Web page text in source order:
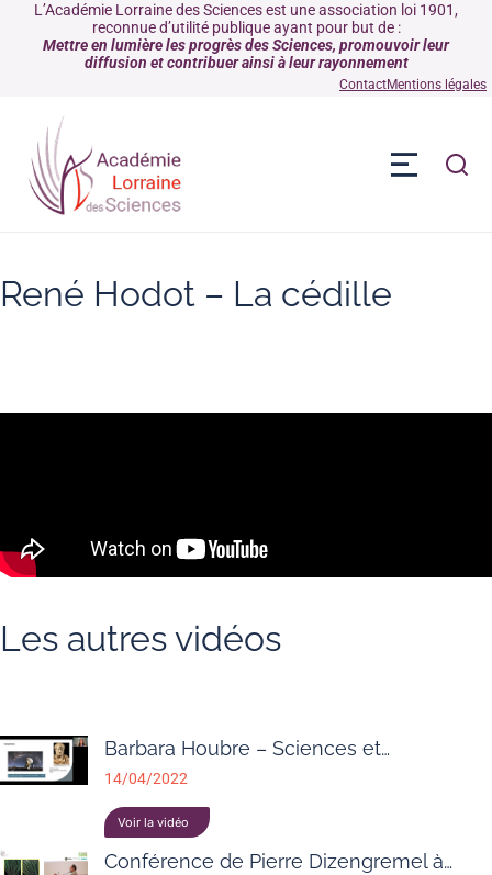
L’Académie Lorraine des Sciences est une association loi 1901,
reconnue d’utilité publique ayant pour but de :
Mettre en lumière les progrès des Sciences, promouvoir leur
diffusion et contribuer ainsi à leur rayonnement
ContactMentions légales
René Hodot – La cédille
Les autres vidéos
Barbara Houbre – Sciences et…
14/04/2022
Voir la vidéo
Conférence de Pierre Dizengremel à…